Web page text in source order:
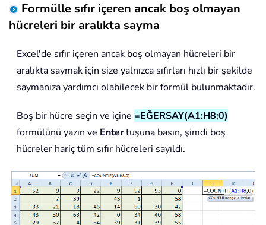
Formülle sıfır içeren ancak boş olmayan
hücreleri bir aralıkta sayma
Excel'de sıfır içeren ancak boş olmayan hücreleri bir
aralıkta saymak için size yalnızca sıfırları hızlı bir şekilde
saymanıza yardımcı olabilecek bir formül bulunmaktadır.
Boş bir hücre seçin ve içine =EĞERSAY(A1:H8;0)
formülünü yazın ve Entertuşuna basın, şimdi boş
hücreler hariç tüm sıfır hücreleri sayıldı.